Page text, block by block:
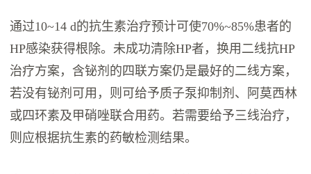
通过10~14 d的抗生素治疗预计可使70%~85%患者的
HP感染获得根除。未成功清除HP者，换用二线抗HP
治疗方案，含铋剂的四联方案仍是最好的二线方案，
若没有铋剂可用，则可给予质子泵抑制剂、阿莫西林
或四环素及甲硝唑联合用药。若需要给予三线治疗，
则应根据抗生素的药敏检测结果。